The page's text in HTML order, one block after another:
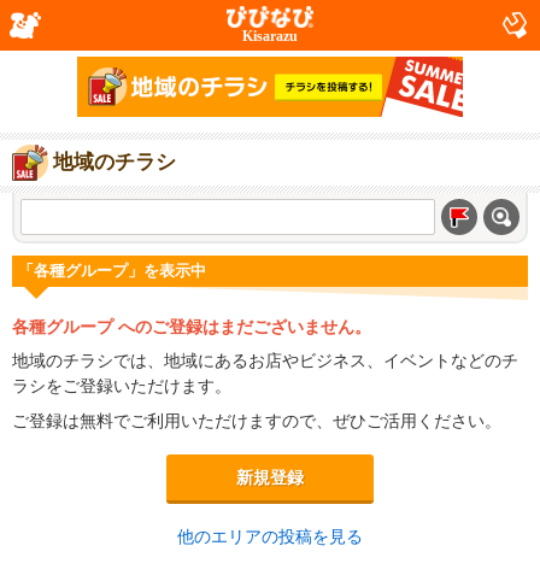
Kisarazu
地域のチラシ
「各種グループ」を表示中
各種グループ へのご登録はまだございません。
地域のチラシでは、地域にあるお店やビジネス、イベントなどのチ
ラシをご登録いただけます。
ご登録は無料でご利用いただけますので、ぜひご活用ください。
新規登録
他のエリアの投稿を見る